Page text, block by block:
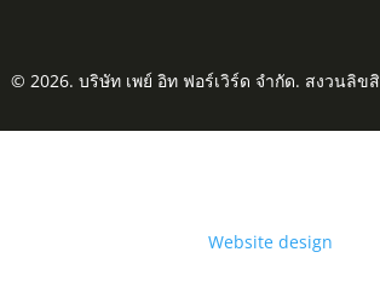
© 2026. บริษัท เพย์ อิท ฟอร์เวิร์ด จำกัด. สงวนลิข
Website design